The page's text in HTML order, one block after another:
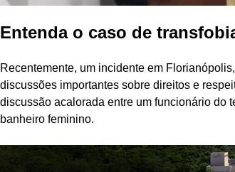
Entenda o caso de
Recentemente, um incidente em
discussões importantes sobre direitos e
discussão acalorada entre um funcionário do
banheiro feminino.